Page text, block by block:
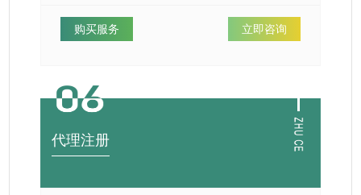
购买服务 立即咨询
代理注册